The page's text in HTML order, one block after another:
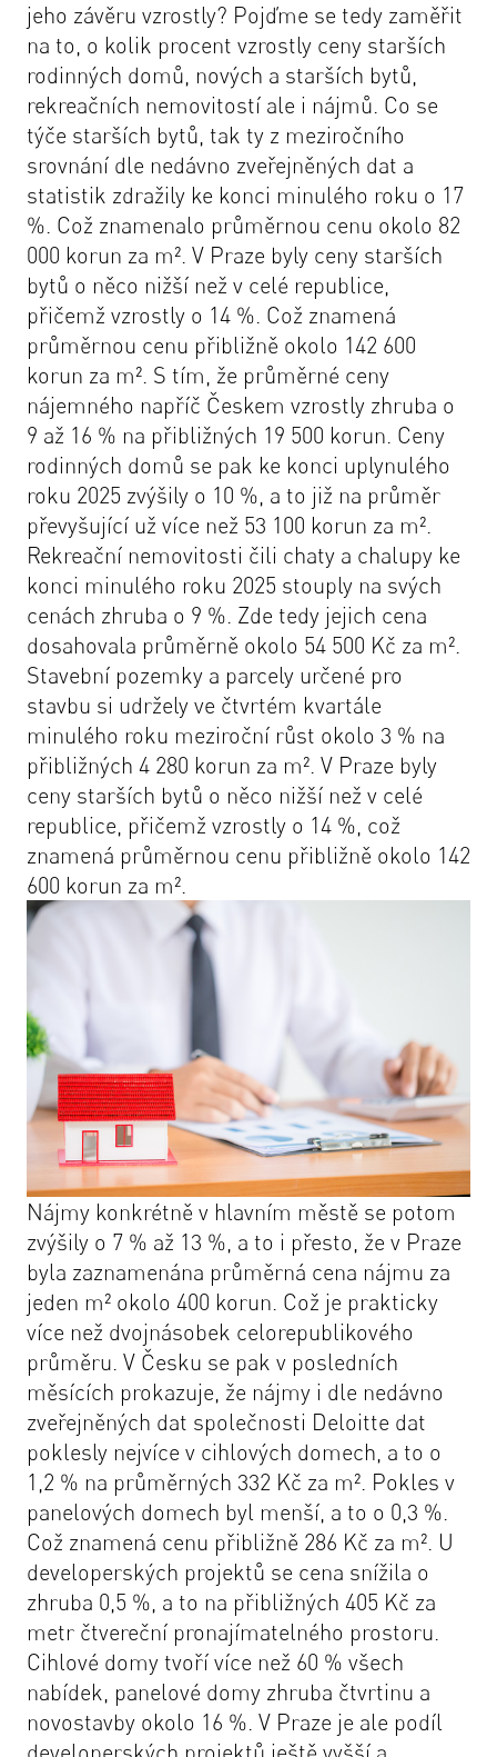
jeho závěru vzrostly? Pojďme se tedy zaměřit
na to, o kolik procent vzrostly ceny starších
rodinných domů, nových a starších bytů,
rekreačních nemovitostí ale i nájmů. Co se
týče starších bytů, tak ty z meziročního
srovnání dle nedávno zveřejněných dat a
statistik zdražily ke konci minulého roku o 17
%. Což znamenalo průměrnou cenu okolo 82
000 korun za m². V Praze byly ceny starších
bytů o něco nižší než v celé republice,
přičemž vzrostly o 14 %. Což znamená
průměrnou cenu přibližně okolo 142 600
korun za m². S tím, že průměrné ceny
nájemného napříč Českem vzrostly zhruba o
9 až 16 % na přibližných 19 500 korun. Ceny
rodinných domů se pak ke konci uplynulého
roku 2025 zvýšily o 10 %, a to již na průměr
převyšující už více než 53 100 korun za m².
Rekreační nemovitosti čili chaty a chalupy ke
konci minulého roku 2025 stouply na svých
cenách zhruba o 9 %. Zde tedy jejich cena
dosahovala průměrně okolo 54 500 Kč za m².
Stavební pozemky a parcely určené pro
stavbu si udržely ve čtvrtém kvartále
minulého roku meziroční růst okolo 3 % na
přibližných 4 280 korun za m². V Praze byly
ceny starších bytů o něco nižší než v celé
republice, přičemž vzrostly o 14 %, což
znamená průměrnou cenu přibližně okolo 142
600 korun za m².
Nájmy konkrétně v hlavním městě se potom
zvýšily o 7 % až 13 %, a to i přesto, že v Praze
byla zaznamenána průměrná cena nájmu za
jeden m² okolo 400 korun. Což je prakticky
více než dvojnásobek celorepublikového
průměru. V Česku se pak v posledních
měsících prokazuje, že nájmy i dle nedávno
zveřejněných dat společnosti Deloitte dat
poklesly nejvíce v cihlových domech, a to o
1,2 % na průměrných 332 Kč za m². Pokles v
panelových domech byl menší, a to o 0,3 %.
Což znamená cenu přibližně 286 Kč za m². U
developerských projektů se cena snížila o
zhruba 0,5 %, a to na přibližných 405 Kč za
metr čtvereční pronajímatelného prostoru.
Cihlové domy tvoří více než 60 % všech
nabídek, panelové domy zhruba čtvrtinu a
novostavby okolo 16 %. V Praze je ale podíl